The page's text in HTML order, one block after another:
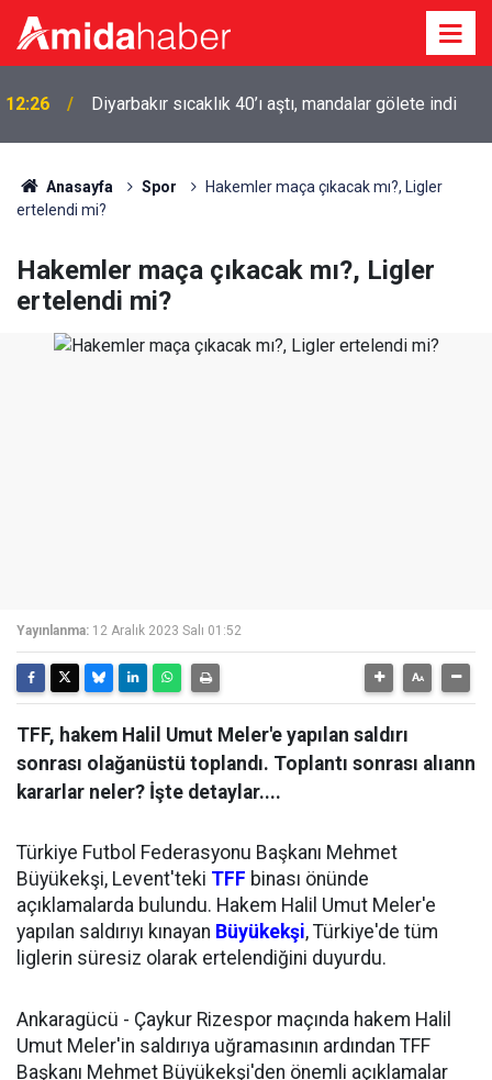
12:26 Diyarbakır sıcaklık 40’ı aştı, mandalar gölete indi
Anasayfa Spor
Hakemler maça çıkacak mı?, Ligler
ertelendi mi?
Hakemler maça çıkacak mı?, Ligler
ertelendi mi?
Yayınlanma: 12 Aralık 2023 Salı 01:52
TFF, hakem Halil Umut Meler'e yapılan saldırı
sonrası olağanüstü toplandı. Toplantı sonrası alıann
kararlar neler? İşte detaylar....
Türkiye Futbol Federasyonu Başkanı Mehmet
Büyükekşi, Levent'teki TFF binası önünde
açıklamalarda bulundu. Hakem Halil Umut Meler'e
yapılan saldırıyı kınayan Büyükekşi, Türkiye'de tüm
liglerin süresiz olarak ertelendiğini duyurdu.
Ankaragücü - Çaykur Rizespor maçında hakem Halil
Umut Meler'in saldırıya uğramasının ardından TFF
Başkanı Mehmet Büyükekşi'den önemli açıklamalar